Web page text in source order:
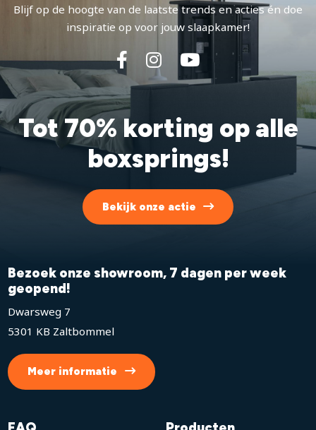
Blijf op de hoogte van de laatste trends en acties én doe
inspiratie op voor jouw slaapkamer!
Tot 70% korting op alle
boxsprings!
Bekijk onze actie
Bezoek onze showroom, 7 dagen per week
geopend!
Dwarsweg 7
5301 KB Zaltbommel
Meer informatie